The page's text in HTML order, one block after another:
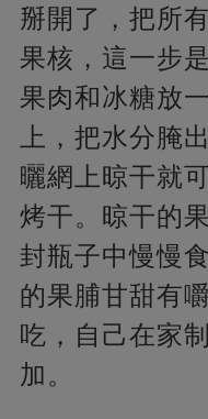
掰開了，把所
果核，這一步
果肉和冰糖放
上，把水分腌
曬網上晾干就
烤干。晾干的
封瓶子中慢慢
的果脯甘甜有
吃，自己在家
加。